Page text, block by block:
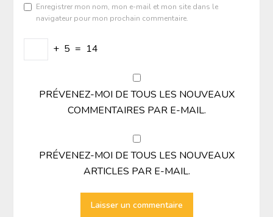
Enregistrer mon nom, mon e-mail et mon site dans le
navigateur pour mon prochain commentaire.
+ 5 = 14
PRÉVENEZ-MOI DE TOUS LES NOUVEAUX
COMMENTAIRES PAR E-MAIL.
PRÉVENEZ-MOI DE TOUS LES NOUVEAUX
ARTICLES PAR E-MAIL.